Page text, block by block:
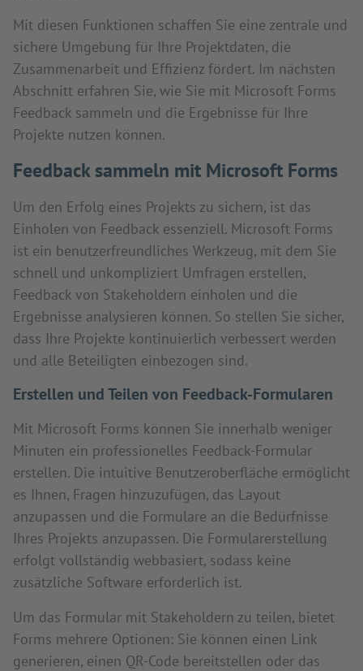
Mit diesen Funktionen schaffen Sie eine zentrale und
sichere Umgebung für Ihre Projektdaten, die
Zusammenarbeit und Effizienz fördert. Im nächsten
Abschnitt erfahren Sie, wie Sie mit Microsoft Forms
Feedback sammeln und die Ergebnisse für Ihre
Projekte nutzen können.
Feedback sammeln mit Microsoft Forms
Um den Erfolg eines Projekts zu sichern, ist das
Einholen von Feedback essenziell. Microsoft Forms
ist ein benutzerfreundliches Werkzeug, mit dem Sie
schnell und unkompliziert Umfragen erstellen,
Feedback von Stakeholdern einholen und die
Ergebnisse analysieren können. So stellen Sie sicher,
dass Ihre Projekte kontinuierlich verbessert werden
und alle Beteiligten einbezogen sind.
Erstellen und Teilen von Feedback-Formularen
Mit Microsoft Forms können Sie innerhalb weniger
Minuten ein professionelles Feedback-Formular
erstellen. Die intuitive Benutzeroberfläche ermöglicht
es Ihnen, Fragen hinzuzufügen, das Layout
anzupassen und die Formulare an die Bedürfnisse
Ihres Projekts anzupassen. Die Formularerstellung
erfolgt vollständig webbasiert, sodass keine
zusätzliche Software erforderlich ist.
Um das Formular mit Stakeholdern zu teilen, bietet
Forms mehrere Optionen: Sie können einen Link
generieren, einen QR-Code bereitstellen oder das